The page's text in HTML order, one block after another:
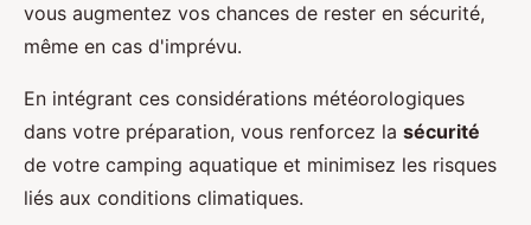
vous augmentez vos chances de rester en sécurité,
même en cas d'imprévu.
En intégrant ces considérations météorologiques
dans votre préparation, vous renforcez la sécurité
de votre camping aquatique et minimisez les risques
liés aux conditions climatiques.